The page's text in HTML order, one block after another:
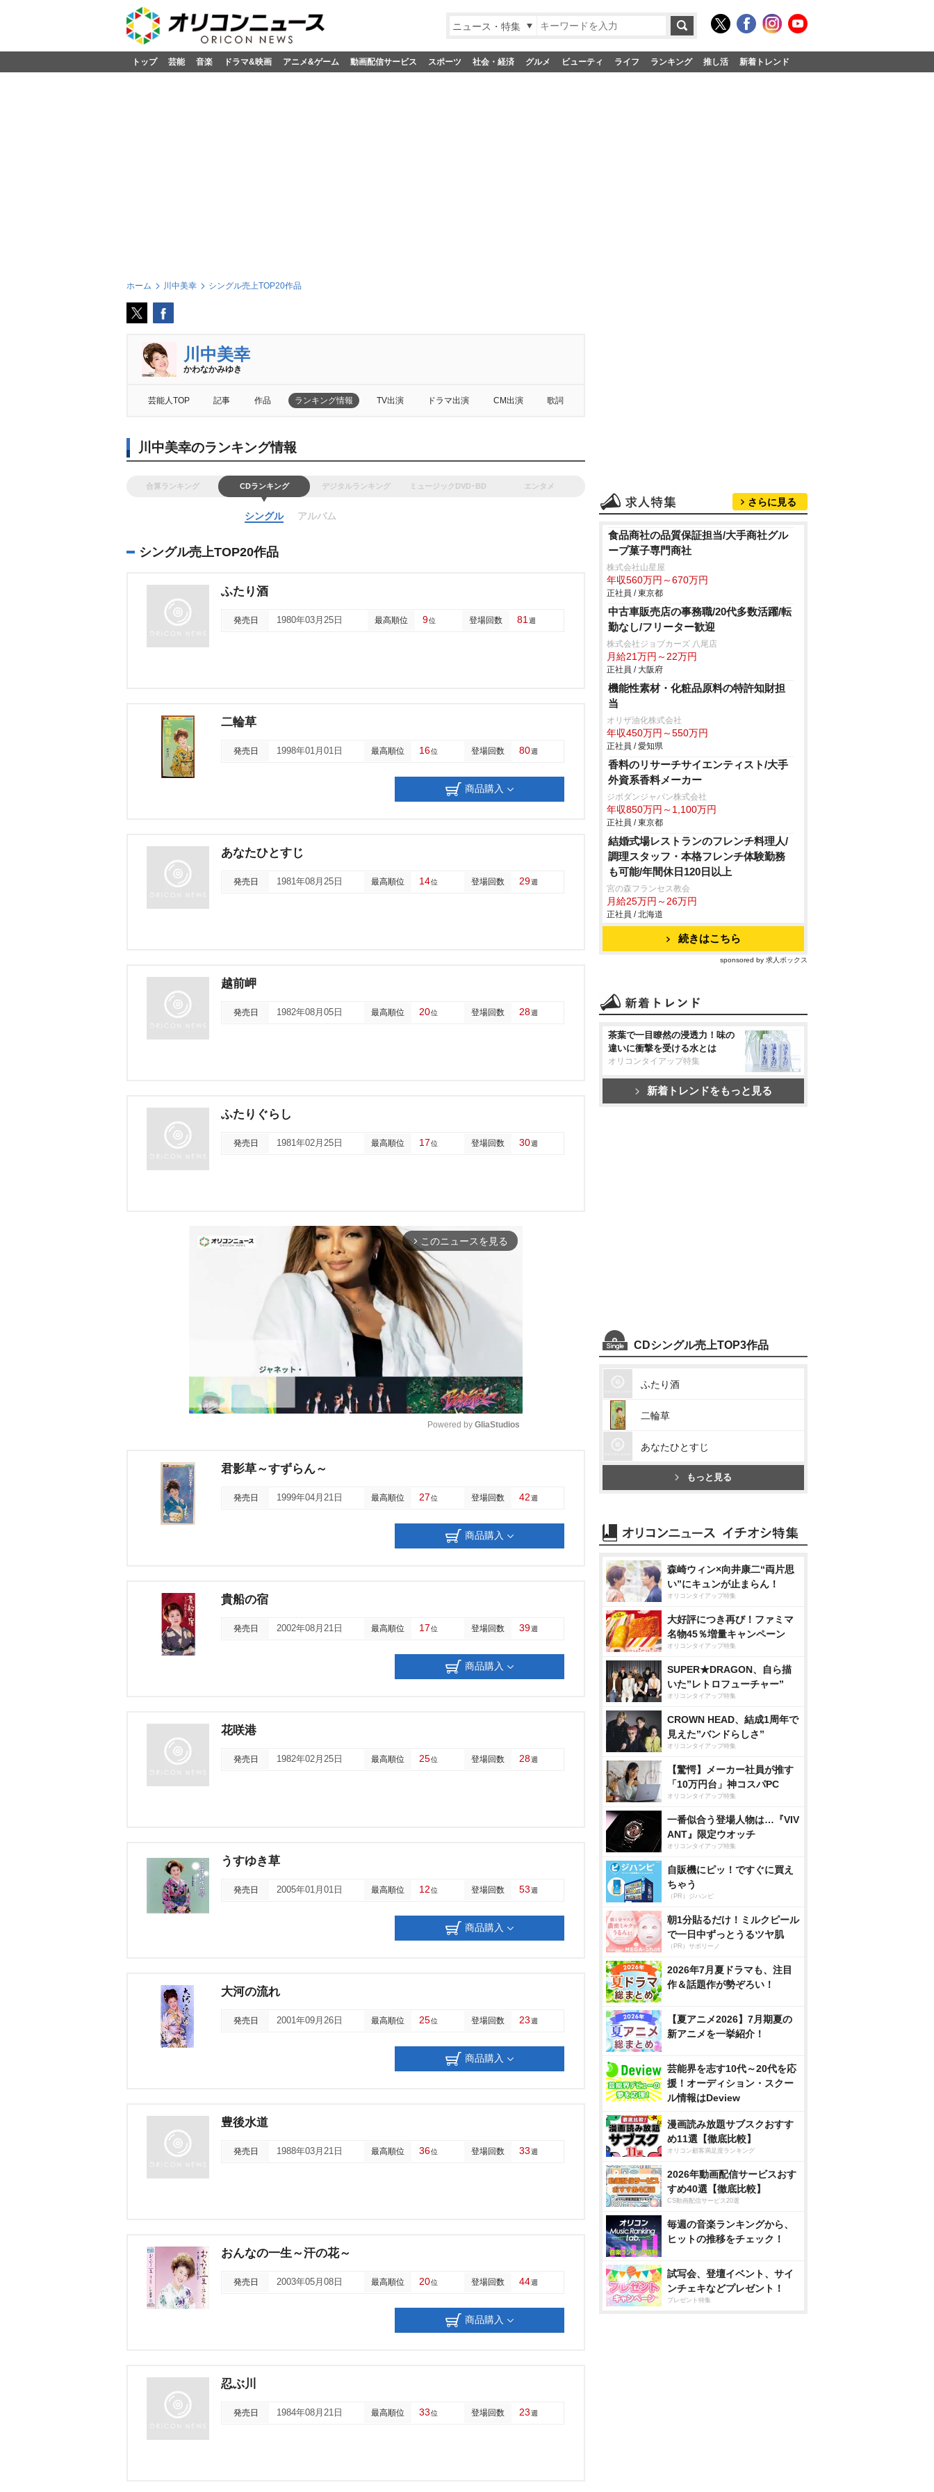
ニュース・特集
トップ 芸能 音楽 ドラマ&映画 アニメ&ゲーム 動画配信サービス スポーツ 社会・経済 グルメ ビューティ ライフ ランキング 推し活 新着トレンド
ホーム 川中美幸 シングル売上TOP20作品
川中美幸
かわなかみゆき
芸能人TOP 記事 作品 ランキング情報 TV出演 ドラマ出演 CM出演 歌詞
川中美幸のランキング情報
合算ランキング CDランキング デジタルランキング ミュージックDVD･BD エンタメ
シングル アルバム
シングル売上TOP20作品
ふたり酒
発売日 1980年03月25日 最高順位 9位 登場回数 81 週
二輪草
発売日 1998年01月01日 最高順位 16位 登場回数 80週
商品購入
あなたひとすじ
発売日 1981年08月25日 最高順位 14位 登場回数 29週
越前岬
発売日 1982年08月05日 最高順位 20位 登場回数 28週
ふたりぐらし
発売日 1981年02月25日 最高順位 17位 登場回数 30週
arrow_forward_ios このニュースを見る
e
Powered by GliaStudios
君影草～すずらん～
発売日 1999年04月21日 最高順位 27位 登場回数 42週
商品購入
貴船の宿
発売日 2002年08月21日 最高順位 17位 登場回数 39週
商品購入
花咲港
発売日 1982年02月25日 最高順位 25位 登場回数 28週
うすゆき草
発売日 2005年01月01日 最高順位 12位 登場回数 53週
商品購入
大河の流れ
発売日 2001年09月26日 最高順位 25位 登場回数 23週
商品購入
豊後水道
発売日 1988年03月21日 最高順位 36位 登場回数 33週
おんなの一生～汗の花～
発売日 2003年05月08日 最高順位 20位 登場回数 44週
商品購入
忍ぶ川
発売日 1984年08月21日 最高順位 33位 登場回数 23週
さらに見る
食品商社の品質保証担当/大手商社グル
ープ菓子専門商社
株式会社山星屋
年収560万円～670万円
正社員 / 東京都
中古車販売店の事務職/20代多数活躍/転
勤なし/フリーター歓迎
株式会社ジョブカーズ 八尾店
月給21万円～22万円
正社員 / 大阪府
機能性素材・化粧品原料の特許知財担
当
オリザ油化株式会社
年収450万円～550万円
正社員 / 愛知県
香料のリサーチサイエンティスト/大手
外資系香料メーカー
ジボダンジャパン株式会社
年収850万円～1,100万円
正社員 / 東京都
結婚式場レストランのフレンチ料理人/
調理スタッフ・本格フレンチ体験勤務
も可能/年間休日120日以上
宮の森フランセス教会
月給25万円～26万円
正社員 / 北海道
続きはこちら
sponsored by 求人ボックス
茶葉で一目瞭然の浸透力！味の
違いに衝撃を受ける水とは
オリコンタイアップ特集
新着トレンドをもっと見る
CDシングル売上TOP3作品
ふたり酒
二輪草
あなたひとすじ
もっと見る
森崎ウィン×向井康二“両片思
い”にキュンが止まらん！
オリコンタイアップ特集
大好評につき再び！ファミマ
名物45％増量キャンペーン
オリコンタイアップ特集
SUPER★DRAGON、自ら描
いた”レトロフューチャー”
オリコンタイアップ特集
CROWN HEAD、結成1周年で
見えた”バンドらしさ”
オリコンタイアップ特集
【驚愕】メーカー社員が推す
「10万円台」神コスパPC
オリコンタイアップ特集
一番似合う登場人物は…『VIV
ANT』限定ウオッチ
オリコンタイアップ特集
自販機にピッ！ですぐに買え
ちゃう
（PR）ジハンピ
朝1分貼るだけ！ミルクピール
で一日中ずっとうるツヤ肌
（PR）サボリーノ
2026年7月夏ドラマも、注目
作＆話題作が勢ぞろい！
【夏アニメ2026】7月期夏の
新アニメを一挙紹介！
芸能界を志す10代～20代を応
援！オーディション・スクー
ル情報はDeview
漫画読み放題サブスクおすす
め11選【徹底比較】
オリコン顧客満足度ランキング
2026年動画配信サービスおす
すめ40選【徹底比較】
CS動画配信サービス20選
毎週の音楽ランキングから、
ヒットの推移をチェック！
試写会、登壇イベント、サイ
ンチェキなどプレゼント！
プレゼント特集